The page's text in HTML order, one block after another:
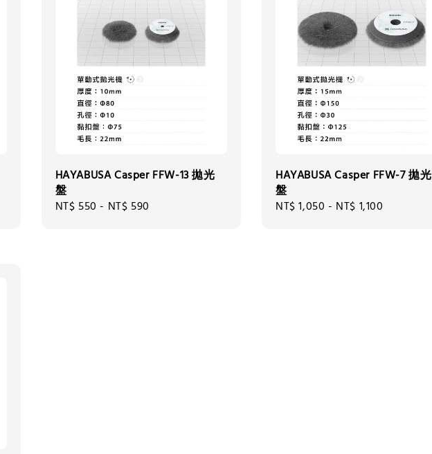
HAYABUSA Casper FFW-13 拋光
盤
Regular
NT$ 550 - NT$ 590
HAYABUSA Casper FFW-7 拋光
盤
Regular
NT$ 1,050 - NT$ 1,100